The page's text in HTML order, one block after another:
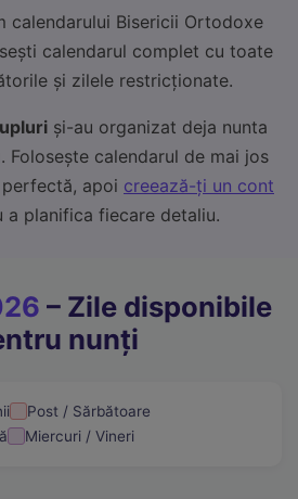
calendarului Bisericii Ortodoxe
calendarul complet cu toate
și zilele restricționate.
și-au organizat deja nunta
Folosește calendarul de mai jos
apoi creează-ți un cont
a planifica fiecare detaliu.
– Zile disponibile
nunți
Post / Sărbătoare
Miercuri / Vineri